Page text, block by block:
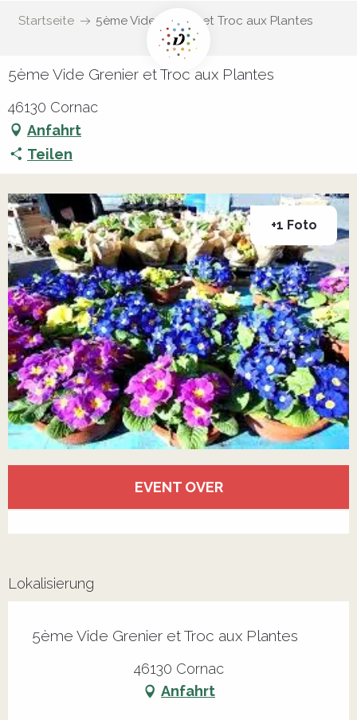
Startseite 5ème Vide Grenier et Troc aux Plantes
5ème Vide Grenier et Troc aux Plantes
46130 Cornac
Anfahrt
Teilen
+1 Foto
EVENT OVER
Lokalisierung
5ème Vide Grenier et Troc aux Plantes
46130 Cornac
Anfahrt